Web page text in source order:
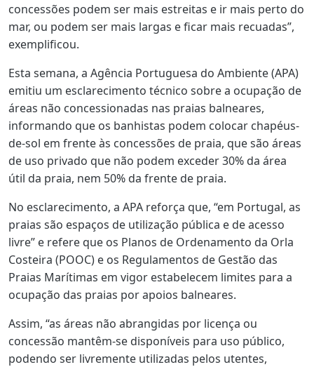
concessões podem ser mais estreitas e ir mais perto do
mar, ou podem ser mais largas e ficar mais recuadas”,
exemplificou.
Esta semana, a Agência Portuguesa do Ambiente (APA)
emitiu um esclarecimento técnico sobre a ocupação de
áreas não concessionadas nas praias balneares,
informando que os banhistas podem colocar chapéus-
de-sol em frente às concessões de praia, que são áreas
de uso privado que não podem exceder 30% da área
útil da praia, nem 50% da frente de praia.
No esclarecimento, a APA reforça que, “em Portugal, as
praias são espaços de utilização pública e de acesso
livre” e refere que os Planos de Ordenamento da Orla
Costeira (POOC) e os Regulamentos de Gestão das
Praias Marítimas em vigor estabelecem limites para a
ocupação das praias por apoios balneares.
Assim, “as áreas não abrangidas por licença ou
concessão mantêm-se disponíveis para uso público,
podendo ser livremente utilizadas pelos utentes,